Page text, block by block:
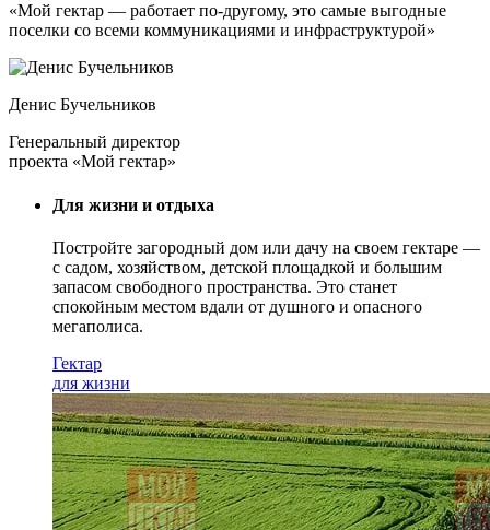
«Мой гектар — работает по-другому, это самые выгодные
поселки со всеми коммуникациями и инфраструктурой»
Денис Бучельников
Генеральный директор
проекта «Мой гектар»
Для жизни и отдыха
Постройте загородный дом или дачу на своем гектаре —
с садом, хозяйством, детской площадкой и большим
запасом свободного пространства. Это станет
спокойным местом вдали от душного и опасного
мегаполиса.
Гектар
для жизни